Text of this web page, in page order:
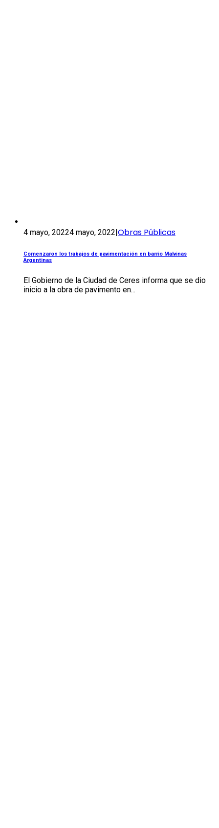
4 mayo, 20224 mayo, 2022|Obras Públicas
Comenzaron los trabajos de pavimentación en barrio Malvinas
Argentinas
El Gobierno de la Ciudad de Ceres informa que se dio
inicio a la obra de pavimento en...